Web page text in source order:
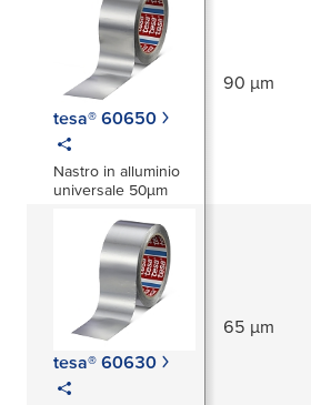
tesa® 60650
Nastro in alluminio
universale 50µm
90 µm
tesa® 60630
65 µm